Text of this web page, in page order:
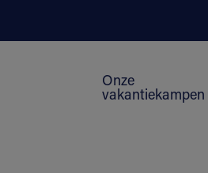
Onze
vakantiekampen